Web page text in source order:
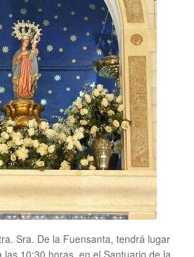
Sra. De la Fuensanta, tendrá lugar
10:30 horas, en el Santuario de la